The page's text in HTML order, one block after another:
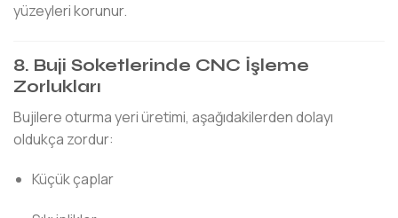
yüzeyleri korunur.
8. Buji Soketlerinde CNC İşleme
Zorlukları
Bujilere oturma yeri üretimi, aşağıdakilerden dolayı
oldukça zordur:
Küçük çaplar